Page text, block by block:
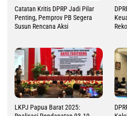
Catatan Kritis DPRP Jadi Pilar
Penting, Pemprov PB Segera
Susun Rencana Aksi
LKPJ Papua Barat 2025: